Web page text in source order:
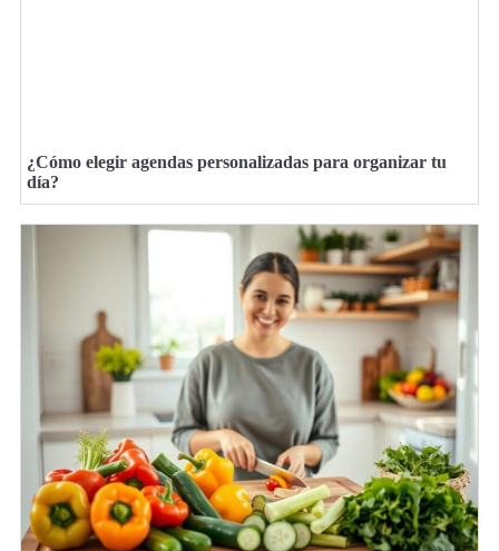
¿Cómo elegir agendas personalizadas para organizar tu
día?